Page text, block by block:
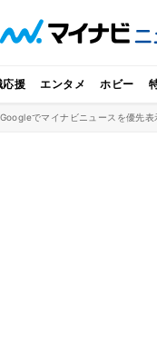
応援 エンタメ ホビー
Googleでマイナビニュースを優先表